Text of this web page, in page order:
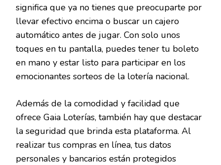
significa que ya no tienes que preocuparte por
llevar efectivo encima o buscar un cajero
automático antes de jugar. Con solo unos
toques en tu pantalla, puedes tener tu boleto
en mano y estar listo para participar en los
emocionantes sorteos de la lotería nacional.
Además de la comodidad y facilidad que
ofrece Gaia Loterías, también hay que destacar
la seguridad que brinda esta plataforma. Al
realizar tus compras en línea, tus datos
personales y bancarios están protegidos